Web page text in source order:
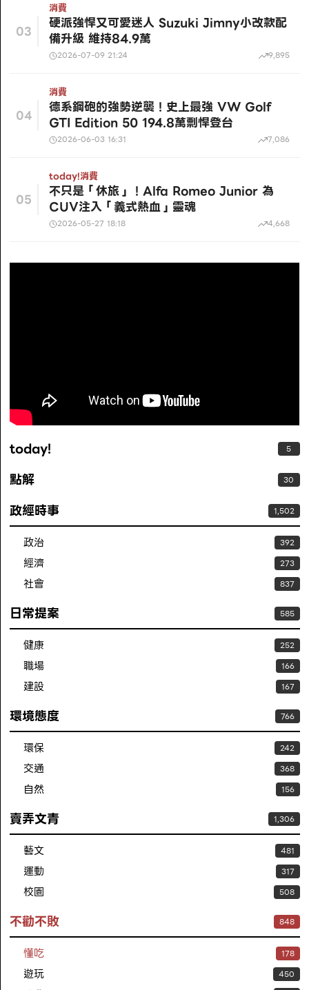
03
消費
硬派強悍又可愛迷人 Suzuki Jimny小改款配
備升級 維持84.9萬
2026-07-09 21:24 9,895
04
消費
德系鋼砲的強勢逆襲！史上最強 VW Golf
GTI Edition 50 194.8萬剽悍登台
2026-06-03 16:31 7,086
05
today!消費
不只是「休旅」！Alfa Romeo Junior 為
CUV注入「義式熱血」靈魂
2026-05-27 18:18 4,668
today! 5
點解 30
政經時事 1,502
政治 392
經濟 273
社會 837
日常提案 585
健康 252
職場 166
建設 167
環境態度 766
環保 242
交通 368
自然 156
賣弄文青 1,306
藝文 481
運動 317
校園 508
不勸不敗 848
懂吃 178
遊玩 450